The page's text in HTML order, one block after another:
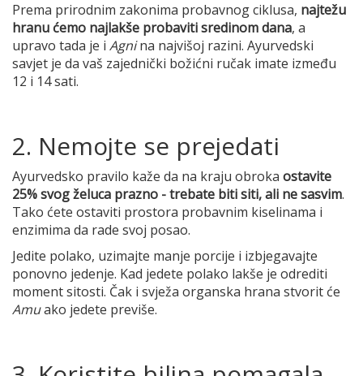
Prema prirodnim zakonima probavnog ciklusa, najtežu
hranu ćemo najlakše probaviti sredinom dana, a
upravo tada je i Agnina najvišoj razini. Ayurvedski
savjet je da vaš zajednički božićni ručak imate između
12 i 14 sati.
2. Nemojte se prejedati
Ayurvedsko pravilo kaže da na kraju obroka ostavite
25% svog želuca prazno - trebate biti siti, ali ne sasvim.
Tako ćete ostaviti prostora probavnim kiselinama i
enzimima da rade svoj posao.
Jedite polako, uzimajte manje porcije i izbjegavajte
ponovno jedenje. Kad jedete polako lakše je odrediti
moment sitosti. Čak i svježa organska hrana stvorit će
Amuako jedete previše.